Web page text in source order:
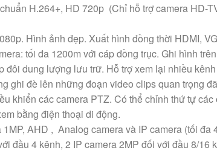
H.264+, HD 720p (Chỉ hỗ trợ camera HD-
Hình ảnh đẹp. Xuất hình đồng thời HDMI,
tối đa 1200m với cáp đồng trục. Ghi hình
đôi dung lượng lưu trữ. Hỗ trợ xem lại nhiều
ghi đè lên những đoạn video clips quan trọng
khiển các camera PTZ. Có thể chỉnh thứ tự các
bằng điện thoại di động.
AHD , Analog camera và IP camera (tối đa
đầu 4 kênh, 2 IP camera 2MP đối với đầu 8/16